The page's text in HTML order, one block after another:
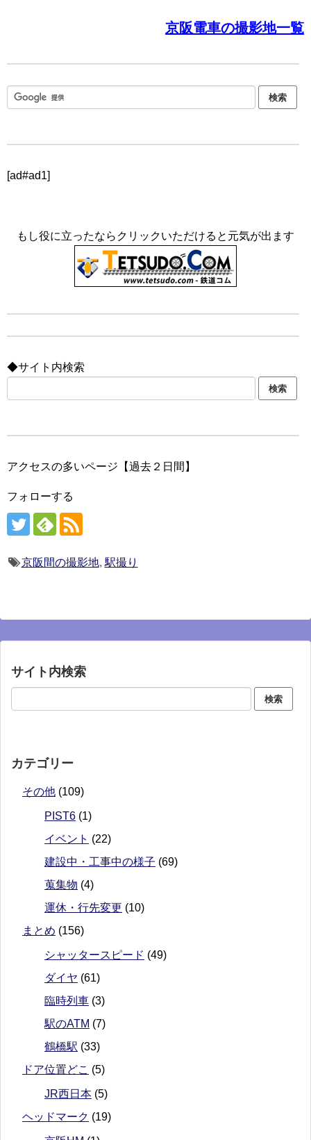
京阪電車の撮影地一覧
[ad#ad1]
もし役に立ったならクリックいただけると元気が出ます
◆サイト内検索
アクセスの多いページ【過去２日間】
フォローする
京阪間の撮影地, 駅撮り
サイト内検索
カテゴリー
その他 (109)
PIST6 (1)
イベント (22)
建設中・工事中の様子 (69)
蒐集物 (4)
運休・行先変更 (10)
まとめ (156)
シャッタースピード (49)
ダイヤ (61)
臨時列車 (3)
駅のATM (7)
鶴橋駅 (33)
ドア位置どこ (5)
JR西日本 (5)
ヘッドマーク (19)